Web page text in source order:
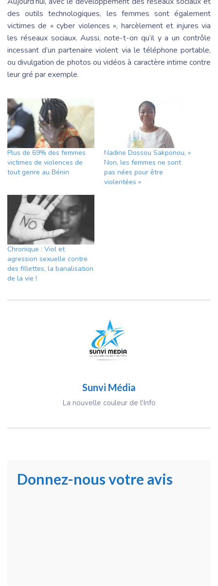
des outils technologiques, les femmes sont également
victimes de « cyber violences », harcèlement et injures via
les réseaux sociaux. Aussi, note-t-on qu’il y a un contrôle
incessant d’un partenaire violent via le téléphone portable,
ou divulgation de photos ou vidéos à caractère intime contre
leur gré par exemple.
Plus de 69% des femmes
victimes de violences de
tout genre au Bénin
Nadine Dossou Sakponou, «
Non, les femmes ne sont
pas nées pour être
violentées »
Chronique : Viol et
agression sexuelle contre
des fillettes, la banalisation
de la vie !
Sunvi Média
La nouvelle couleur de l'Info
Donnez-nous votre avis